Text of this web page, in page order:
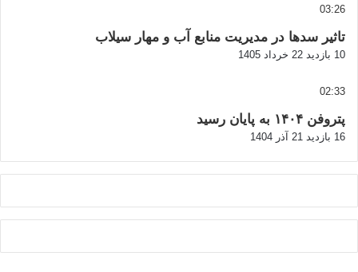
03:26
تاثیر سدها در مدیریت منابع آب و مهار سیلاب
10 بازدید 22 خرداد 1405
02:33
پتروفن ۱۴۰۴ به پایان رسید
16 بازدید 21 آذر 1404